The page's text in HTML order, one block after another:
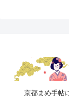
京都まめ手帖